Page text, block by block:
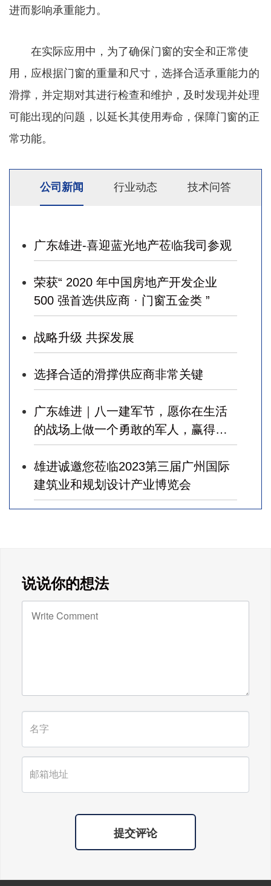
进而影响承重能力。
在实际应用中，为了确保门窗的安全和正常使
用，应根据门窗的重量和尺寸，选择合适承重能力的
滑撑，并定期对其进行检查和维护，及时发现并处理
可能出现的问题，以延长其使用寿命，保障门窗的正
常功能。
公司新闻 行业动态 技术问答
广东雄进-喜迎蓝光地产莅临我司参观
荣获“ 2020 年中国房地产开发企业
500 强首选供应商 · 门窗五金类 ”
战略升级 共探发展
选择合适的滑撑供应商非常关键
广东雄进｜八一建军节，愿你在生活
的战场上做一个勇敢的军人，赢得幸
福！
雄进诚邀您莅临2023第三届广州国际
建筑业和规划设计产业博览会
广东雄进｜教师节到了，祝节日健康
快乐!天下老师们身体健康!
说说你的想法
提交评论